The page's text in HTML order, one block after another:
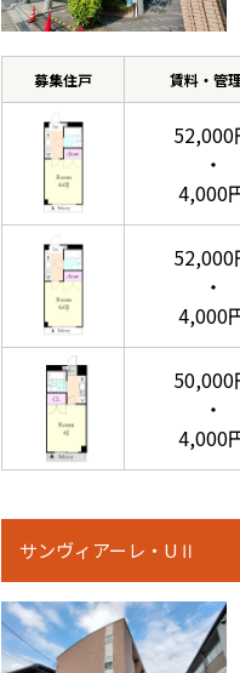
募集住戸 賃料・管
52,000
・
4,000
52,000
・
4,000
50,000
・
4,000
サンヴィアーレ・UⅡ